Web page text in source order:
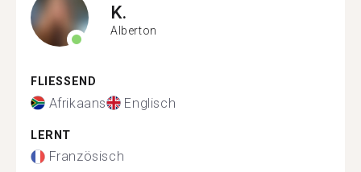
K.
Alberton
FLIESSEND
Afrikaans Englisch
LERNT
Französisch